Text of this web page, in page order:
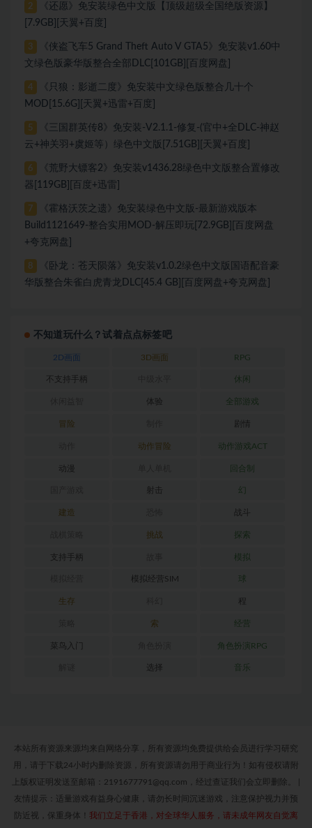
2
《还愿》免安装绿色中文版【顶级超级全国绝版资源】
[7.9GB][天翼+百度]
3
《侠盗飞车5 Grand Theft Auto V GTA5》免安装v1.60中
文绿色版豪华版整合全部DLC[101GB][百度网盘]
4
《只狼：影逝二度》免安装中文绿色版整合几十个
MOD[15.6G][天翼+迅雷+百度]
5
《三国群英传8》免安装-V2.1.1-修复-(官中+全DLC-神赵
云+神关羽+虞姬等）绿色中文版[7.51GB][天翼+百度]
6
《荒野大镖客2》免安装v1436.28绿色中文版整合置修改
器[119GB][百度+迅雷]
7
《霍格沃茨之遗》免安装绿色中文版-最新游戏版本
Build1121649-整合实用MOD-解压即玩[72.9GB][百度网盘
+夸克网盘]
8
《卧龙：苍天陨落》免安装v1.0.2绿色中文版国语配音豪
华版整合朱雀白虎青龙DLC[45.4 GB][百度网盘+夸克网盘]
不知道玩什么？试着点点标签吧
2D画面 3D画面 RPG
不支持手柄 休闲
体验 全部游戏
冒险 剧情
动作冒险 动作游戏ACT
动漫 回合制
射击 幻
建造 战斗
挑战 探索
支持手柄 模拟
模拟经营SIM 球
生存 程
索 经营
菜鸟入门 角色扮演RPG
选择 音乐
本站所有资源来源均来自网络分享，所有资源均免费提供给会员进行学习研究
用，请于下载24小时内删除资源，所有资源请勿用于商业行为！如有侵权请附
上版权证明发送至邮箱：2191677791@qq.com，经过查证我们会立即删除。
友情提示：适量游戏有益身心健康，请勿长时间沉迷游戏，注意保护视力并预
防近视，保重身体！ 我们立足于香港，对全球华人服务，请未成年网友自觉离